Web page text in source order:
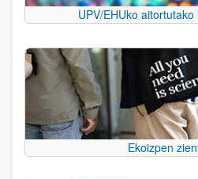
UPV/EHUko
Ekoizpen